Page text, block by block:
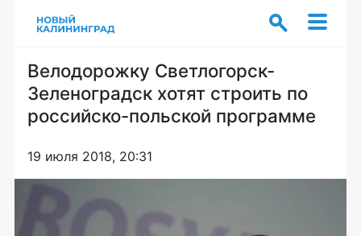
Велодорожку Светлогорск-
Зеленоградск хотят строить по
российско-польской программе
19 июля 2018, 20:31